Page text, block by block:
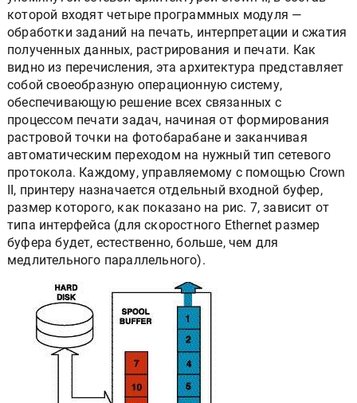
которой входят четыре программных модуля —
обработки заданий на печать, интеpпретации и сжатия
полученных данных, растрирования и печати. Как
видно из перечисления, эта архитектура представляет
собой своеобразную операционную систему,
обеспечивающую решение всех связанных с
процессом печати задач, начиная от формирования
растровой точки на фотобарабане и заканчивая
автоматическим переходом на нужный тип сетевого
протокола. Каждому, управляемому с помощью Crown
II, принтеру назначается отдельный входной буфер,
размер которого, как показано на рис. 7, зависит от
типа интерфейса (для скоростного Ethernet размер
буфера будет, естественно, больше, чем для
медлительного параллельного).